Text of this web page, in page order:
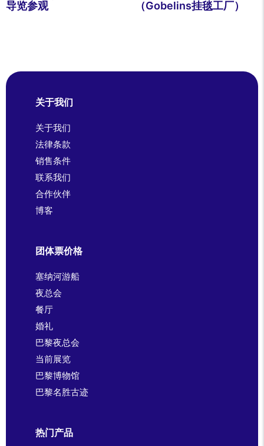
导览参观
（Gobelins挂毯工厂）
关于我们
关于我们
法律条款
销售条件
联系我们
合作伙伴
博客
团体票价格
塞纳河游船
夜总会
餐厅
婚礼
巴黎夜总会
当前展览
巴黎博物馆
巴黎名胜古迹
热门产品